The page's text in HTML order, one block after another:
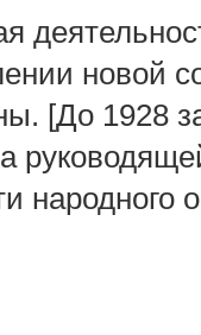
новой
[До 1928
народного